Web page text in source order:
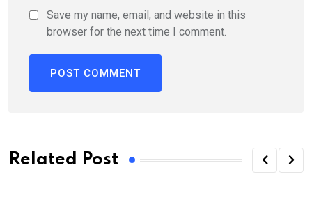
Save my name, email, and website in this
browser for the next time I comment.
Related Post